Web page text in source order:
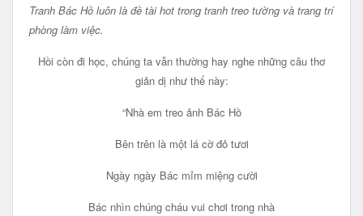
Tranh Bác Hồ luôn là đề tài hot trong tranh treo tường và trang trí
phòng làm việc.
Hồi còn đi học, chúng ta vẫn thường hay nghe những câu thơ
giản dị như thế này:
“Nhà em treo ảnh Bác Hồ
Bên trên là một lá cờ đỏ tươi
Ngày ngày Bác mỉm miệng cười
Bác nhìn chúng cháu vui chơi trong nhà